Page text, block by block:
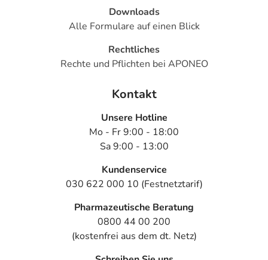
Kleinkindern und älteren Menschen auf eine
gewissenhafte Dosierung. Im Zweifelsfalle fragen Sie
oder Vorsichtsmaßnahmen.
Angaben der Packungsbeilage abweichen. Da der Arzt sie
nach seinen Anweisungen anwenden.
höchstens 1 Monat verwendet werden!
Das Arzneimittel muss nach Anbruch/Zubereitung bei
Raumtemperatur aufbewahrt werden!
Diese Angabe gilt nur für Tabletten in Flaschen. Für
Downloads
Alle Formulare auf einen Blick
Rechtliches
Rechte und Pflichten bei APONEO
Kontakt
Unsere Hotline
Mo - Fr 9:00 - 18:00
Sa 9:00 - 13:00
Kundenservice
030 622 000 10 (Festnetztarif)
Pharmazeutische Beratung
0800 44 00 200
(kostenfrei aus dem dt. Netz)